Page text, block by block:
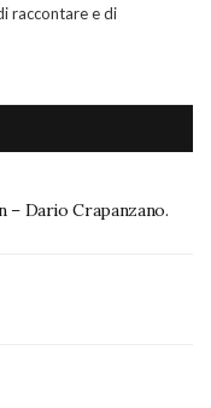
raccontare e di
– Dario Crapanzano.